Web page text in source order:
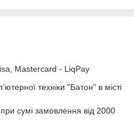
Mastercard - LiqPay
техніки "Батон" в місті
сумі замовлення від 2000